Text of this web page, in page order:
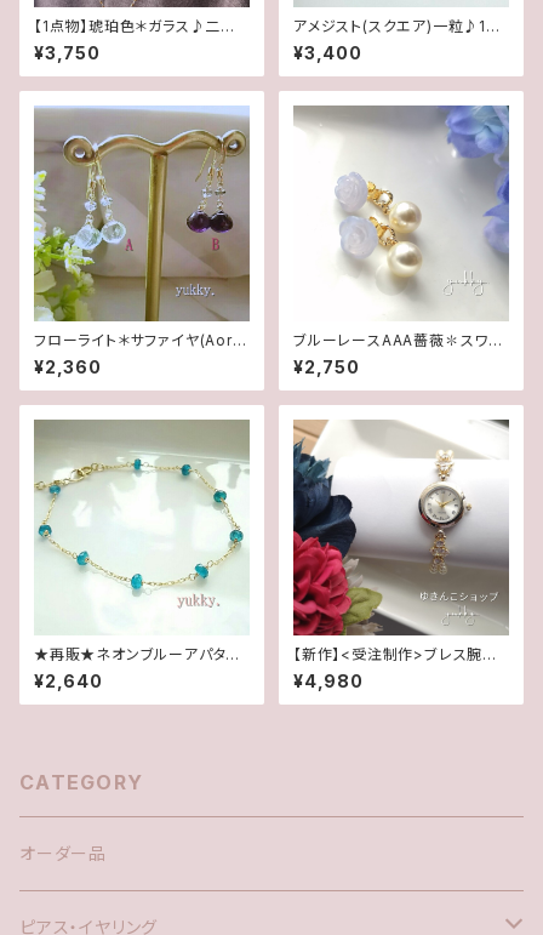
【1点物】琥珀色＊ガラス♪二連
ロングネックレス
¥3,750
アメジスト(スクエア)一粒♪14k
gfピアス
¥3,400
フローライト＊サファイヤ(AorB)
1ペア♪14kgfピアス
¥2,360
ブルーレースAAA薔薇✽スワロ
フスキーパール★2WAYポスト
ピアス
¥2,750
★再販★ネオンブルーアパタイ
ト＊ブレス14kgf
¥2,640
【新作】<受注制作>ブレス腕時
計★キュービックジルコニア(ゴ
ールド)
¥4,980
CATEGORY
オーダー品
ピアス・イヤリング